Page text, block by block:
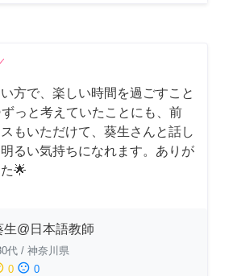
方で、楽しい時間を過ごすこと
っと考えていたことにも、前
もいただけて、葵生さんと話し
るい気持ちになれます。ありが
🌟
生@日本語教師
代 / 神奈川県
0 sentiment_dissatisfied 0